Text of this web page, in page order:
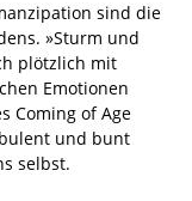
sind die
»Sturm und
plötzlich mit
Emotionen
Coming of Age
und bunt
selbst.